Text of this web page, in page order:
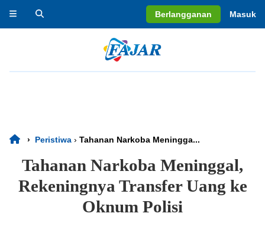
Berlangganan Masuk
› Peristiwa › Tahanan Narkoba Meningga...
Tahanan Narkoba Meninggal,
Rekeningnya Transfer Uang ke
Oknum Polisi